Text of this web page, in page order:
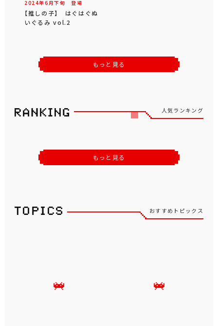
2024年6 月下旬 登場
【推しの子】 はぐはぐぬ
いぐるみ vol.2
もっと見る
人気ランキング
もっと見る
おすすめトピックス